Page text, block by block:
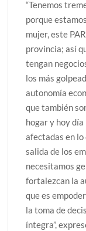
“Tenemos
porque
mujer, este
provincia; así
tengan
los más
autonomía
que también
hogar y hoy
afectadas en
salida de los
necesitamos
fortalezcan la
que es
la toma de
íntegra”,